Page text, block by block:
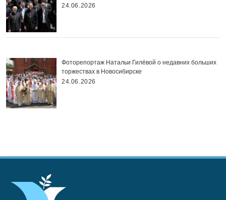
24.06.2026
Фоторепортаж Натальи Гилёвой о недавних больших
торжествах в Новосибирске
24.06.2026